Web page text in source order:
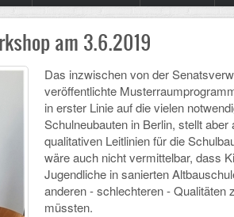
am 3.6.2019
Das inzwischen von der
veröffentlichte
in erster Linie auf die vielen
Schulneubauten in Berlin, stellt aber
qualitativen Leitlinien für die
wäre auch nicht vermittelbar, dass
Jugendliche in sanierten
anderen - schlechteren - Qualitäten
müssten.